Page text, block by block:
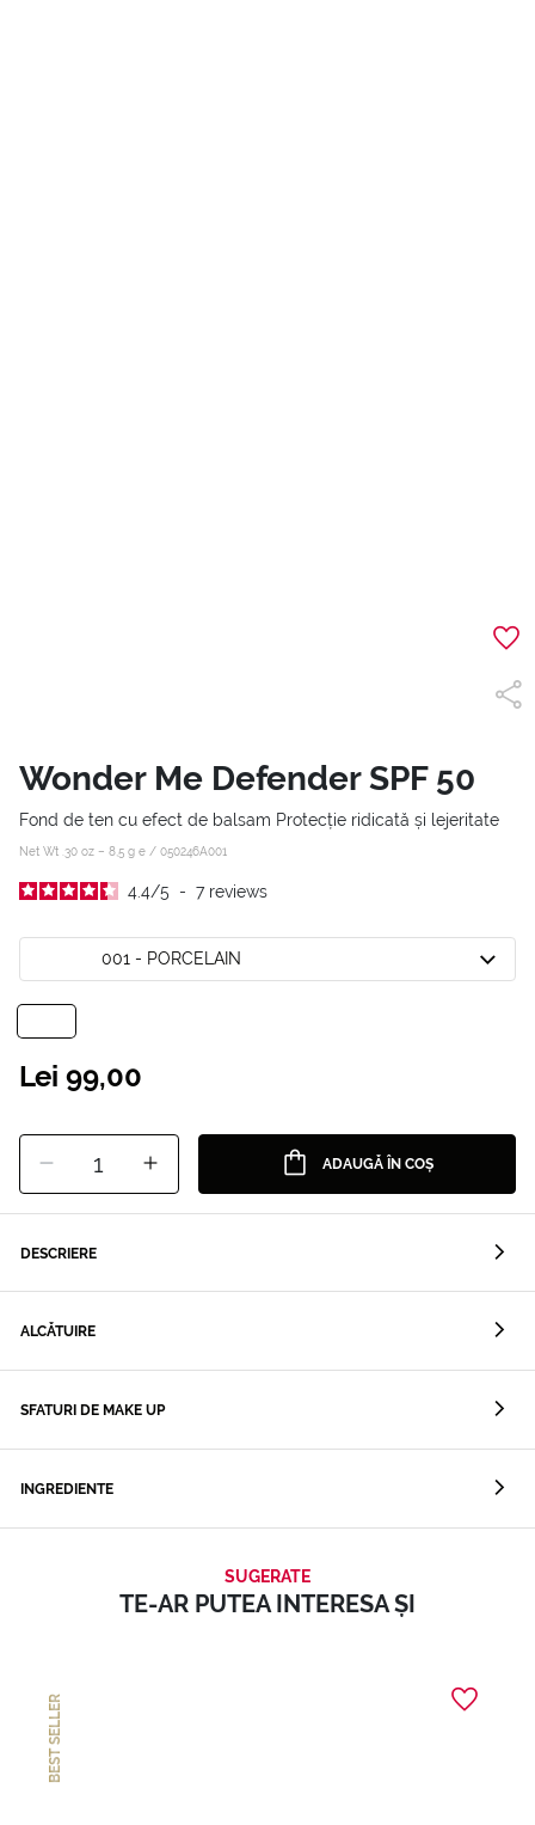
Wonder Me Defender SPF 50
Fond de ten cu efect de balsam Protecție ridicată și lejeritate
Net Wt .30 oz – 8,5 g e / 050246A001
4.4/5 - 7 reviews
001 - PORCELAIN
Lei 99,00
1 ADAUGĂ ÎN COȘ
DESCRIERE
ALCĂTUIRE
SFATURI DE MAKE UP
INGREDIENTE
SUGERATE
TE-AR PUTEA INTERESA ȘI
BEST SELLER